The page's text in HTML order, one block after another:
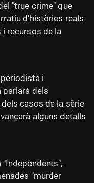
"true crime" que
d'històries reals
recursos de la
i
parlarà dels
casos de la sèrie
alguns detalls
"murder